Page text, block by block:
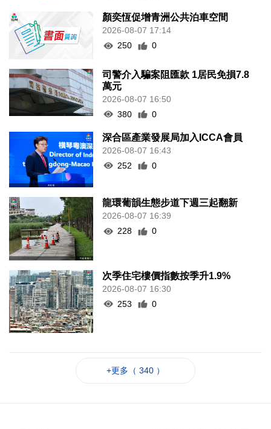
顏奕恆促增青洲公共泊車空間
2026-08-07 17:14
250
0
司警介入騙案阻匯款 1居民免損7.8
萬元
2026-08-07 16:50
380
0
深合區產業發展局加入ICCA會員
2026-08-07 16:43
252
0
龍環葡韻生態步道下週三起翻新
2026-08-07 16:39
228
0
次季住宅樓價指數按季升1.9%
2026-08-07 16:30
253
0
+更多（ 340 ）